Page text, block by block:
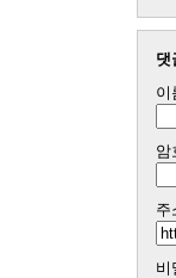
댓
이
암
주
비